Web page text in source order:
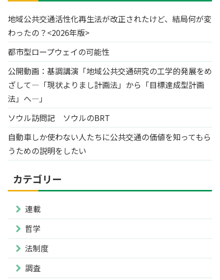
地域公共交通活性化再生法が改正されたけど、結局何が変
わったの？<2026年版>
都市型ロープウェイの可能性
公開動画：基調講演「地域公共交通研究の工学的発展をめ
ざして―「現状よりまし計画法」から「目標達成型計画
法」へ―」
ソウル訪問記 ソウルのBRT
自動車しか使わない人たちに公共交通の価値を知ってもら
うための説明をしたい
カテゴリー
連載
哲学
法制度
調査